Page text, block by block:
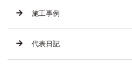
施工事例
代表日記